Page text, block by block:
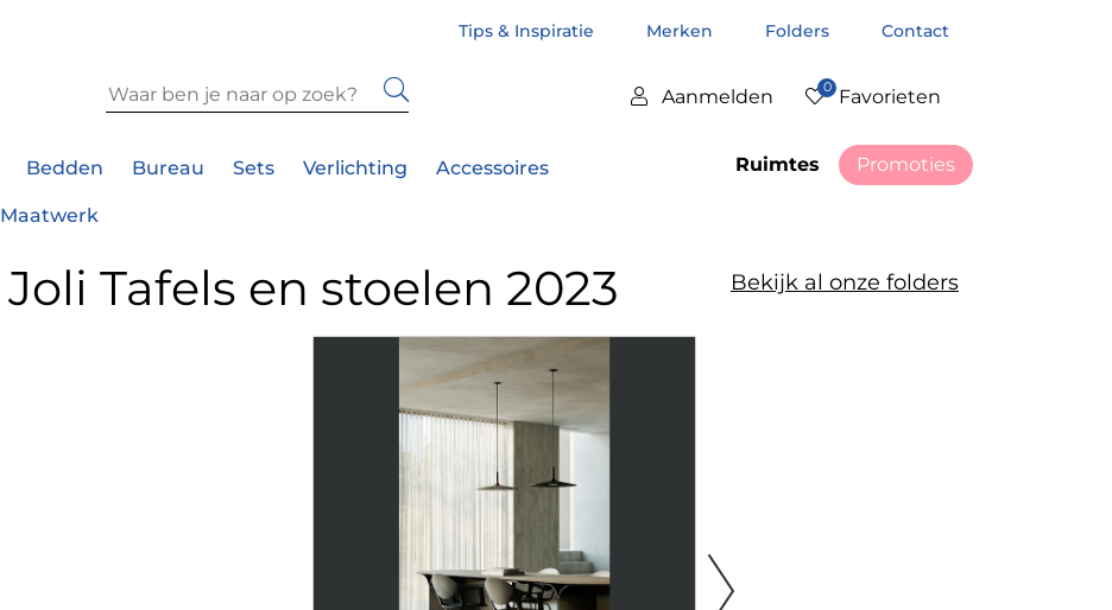
Tips & Inspiratie Merken Folders Contact
Aanmelden 0 Favorieten
Bedden Bureau Sets Verlichting Accessoires
Maatwerk
Ruimtes Promoties
Joli Tafels en stoelen 2023 Bekijk al onze folders